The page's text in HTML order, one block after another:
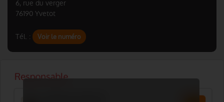
6, rue du verger
76190 Yvetot
Tél. : Voir le numéro